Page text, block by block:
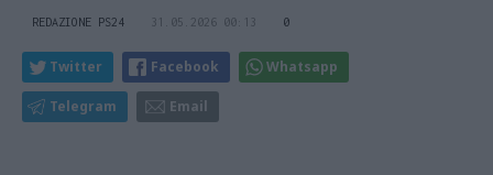
REDAZIONE PS24 31.05.2026 00:13 0
Twitter Facebook Whatsapp
Telegram Email